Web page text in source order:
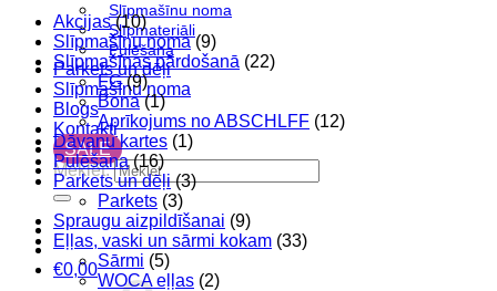
Slīpmašīnu noma
Slīpmateriāli
Pulēšana
Parkets un dēļi
Slīpmašīnu noma
Blogs
Kontakti
SALE
Meklēt:
€0,00
Akcijas (10)
Slīpmašīnu noma (9)
Slīpmašīnas pārdošanā (22)
FG (9)
Bona (1)
Aprīkojums no ABSCHLFF (12)
Dāvanu kartes (1)
Pulēšana (16)
Parkets un dēļi (3)
Parkets (3)
Spraugu aizpildīšanai (9)
Eļļas, vaski un sārmi kokam (33)
Sārmi (5)
WOCA eļļas (2)